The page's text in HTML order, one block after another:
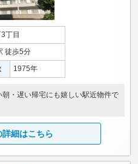
丁目
徒歩5分
1975年
・遅い帰宅にも嬉しい駅近物件で
細はこちら